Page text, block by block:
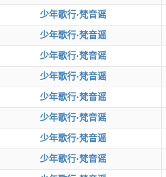
少年歌行·梵音谣
少年歌行·梵音谣
少年歌行·梵音谣
少年歌行·梵音谣
少年歌行·梵音谣
少年歌行·梵音谣
少年歌行·梵音谣
少年歌行·梵音谣